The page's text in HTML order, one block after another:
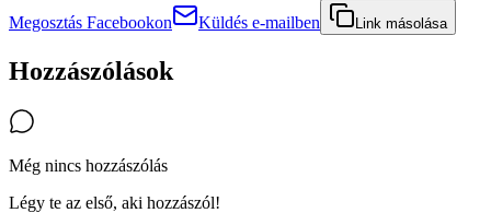
Megosztás Facebookon Küldés e-mailben Link másolása
Hozzászólások
Még nincs hozzászólás
Légy te az első, aki hozzászól!